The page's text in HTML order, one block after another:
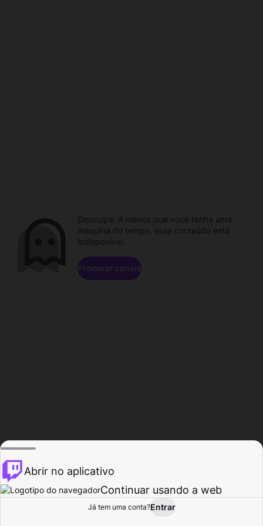
Procurar Atividade
Desculpe. A menos que você tenha uma
máquina do tempo, esse conteúdo está
indisponível.
Procurar canais
Abrir no aplicativo
Continuar usando a web
Já tem uma conta?Entrar